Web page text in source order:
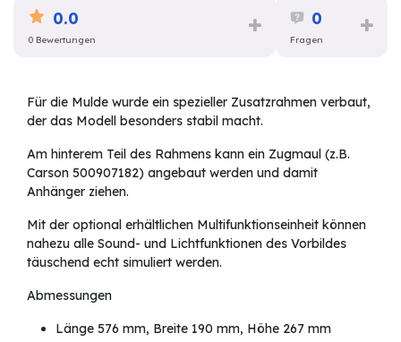
0.0
0 Bewertungen
0
Fragen
Für die Mulde wurde ein spezieller Zusatzrahmen verbaut,
der das Modell besonders stabil macht.
Am hinterem Teil des Rahmens kann ein Zugmaul (z.B.
Carson 500907182) angebaut werden und damit
Anhänger ziehen.
Mit der optional erhältlichen Multifunktionseinheit können
nahezu alle Sound- und Lichtfunktionen des Vorbildes
täuschend echt simuliert werden.
Abmessungen
Länge 576 mm, Breite 190 mm, Höhe 267 mm